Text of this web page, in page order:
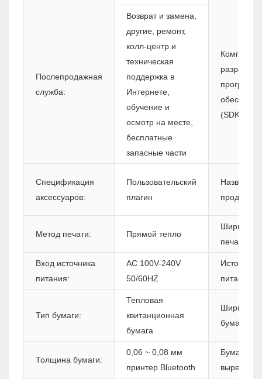
Послепродажная
служба:
Возврат и замена,
другие, ремонт,
колл-центр и
техническая
поддержка в
Интернете,
обучение и
осмотр на месте,
бесплатные
запасные части
Комплект
(SDK):
Спецификация
аксессуаров:
Пользовательский
плагин
Название
продукта:
Метод печати: Прямой тепло
Ширина
печати:
Вход источника
питания:
AC 100V-240V
50/60HZ
Источник
питания:
Тип бумаги:
Тепловая
квитанционная
бумага
Ширина
бумаги:
Толщина бумаги:
0,06 ~ 0,08 мм
принтер Bluetooth
Бумага
вырезан: